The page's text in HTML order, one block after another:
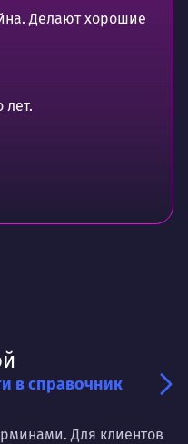
Делают хорошие
лет.
в справочник
Для клиентов